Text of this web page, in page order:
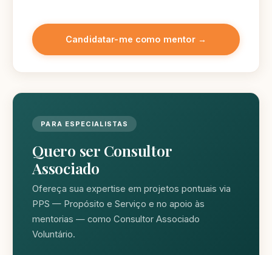
Candidatar-me como mentor →
PARA ESPECIALISTAS
Quero ser Consultor
Associado
Ofereça sua expertise em projetos pontuais via
PPS — Propósito e Serviço e no apoio às
mentorias — como Consultor Associado
Voluntário.